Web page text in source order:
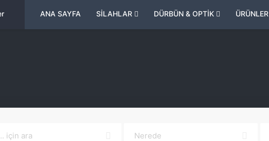
ANA SAYFA SİLAHLAR DÜRBÜN & OPTİK ÜRÜNLER